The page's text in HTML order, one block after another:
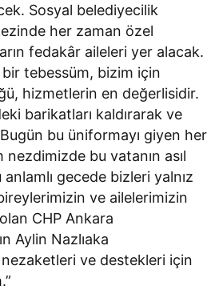
Sosyal belediyecilik
her zaman özel
fedakâr aileleri yer alacak.
tebessüm, bizim için
hizmetlerin en değerlisidir.
barikatları kaldırarak ve
bu üniformayı giyen her
bu vatanın asıl
gecede bizleri yalnız
ve ailelerimizin
CHP Ankara
Aylin Nazlıaka
ve destekleri için